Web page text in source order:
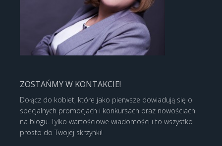
ZOSTAŃMY W KONTAKCIE!
Dołącz do kobiet, które jako pierwsze dowiadują się o
specjalnych promocjach i konkursach oraz nowościach
na blogu. Tylko wartościowe wiadomości i to wszystko
prosto do Twojej skrzynki!